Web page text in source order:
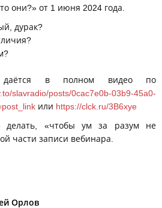
они?» от 1 июня 2024 года.
дурак?
даётся в полном видео по
slavradio/posts/0cac7e0b-03b9-45a0-
или https://clck.ru/3B6xye
«чтобы ум за разум не
части записи вебинара.
Орлов